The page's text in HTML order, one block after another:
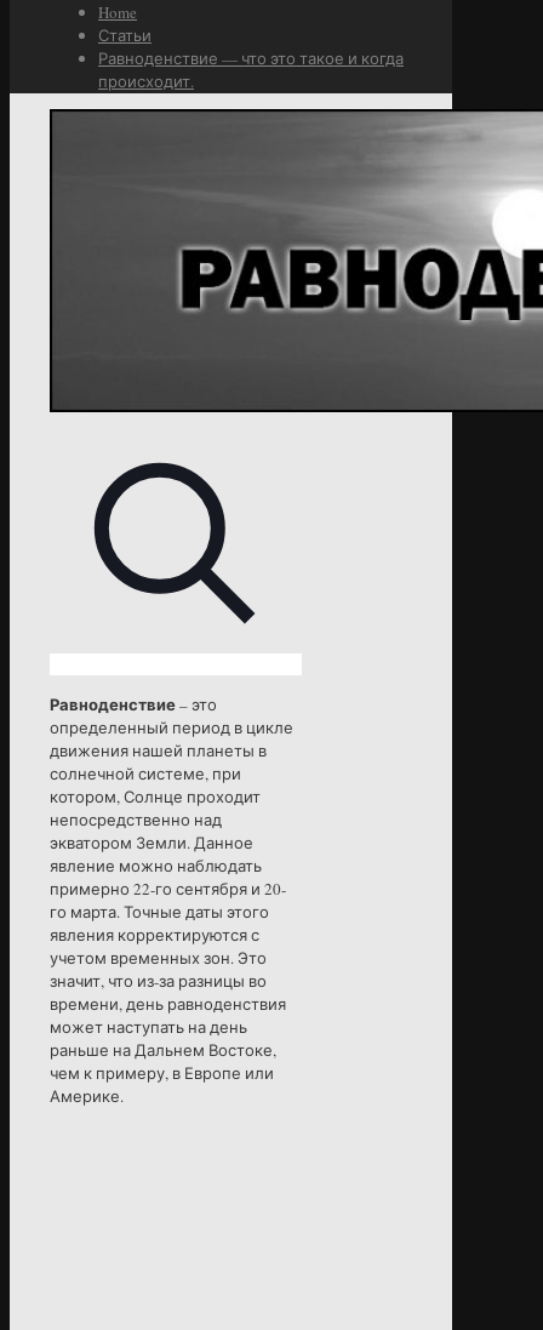
Home
Статьи
Равноденствие — что это такое и когда
происходит.
Равноденствие– это
определенный период в цикле
движения нашей планеты в
солнечной системе, при
котором, Солнце проходит
непосредственно над
экватором Земли. Данное
явление можно наблюдать
примерно 22-го сентября и 20-
го марта. Точные даты этого
явления корректируются с
учетом временных зон. Это
значит, что из-за разницы во
времени, день равноденствия
может наступать на день
раньше на Дальнем Востоке,
чем к примеру, в Европе или
Америке.